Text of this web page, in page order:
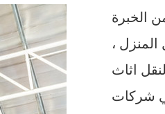
الخبرة
المنزل ،
اثاث
شركات